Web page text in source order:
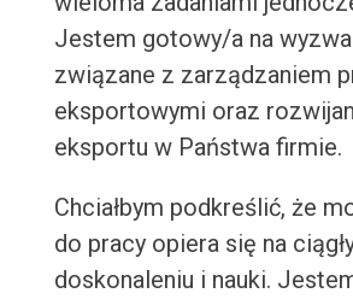
Jestem gotowy/a na
związane z zarządzaniem
eksportowymi oraz
eksportu w Państwa firmie.
Chciałbym podkreślić, że
do pracy opiera się na
doskonaleniu i nauki.